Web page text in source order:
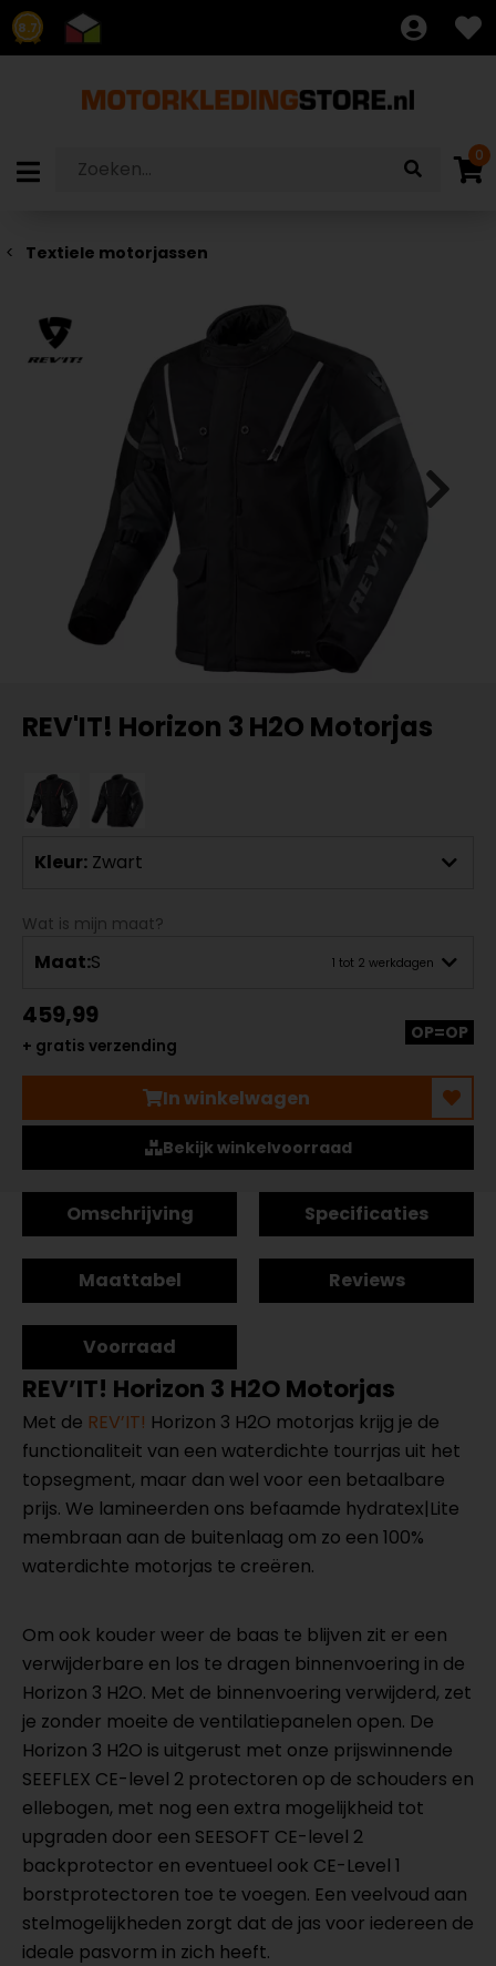
8.7
0
Textiele motorjassen
REV'IT! Horizon 3 H2O Motorjas
Kleur: Zwart
Wat is mijn maat?
Maat:S 1 tot 2 werkdagen
459,99
+ gratis verzending
OP=OP
In winkelwagen
Bekijk winkelvoorraad
Omschrijving Specificaties
Maattabel Reviews
Voorraad
REV’IT! Horizon 3 H2O Motorjas
Met de REV’IT! Horizon 3 H2O motorjas krijg je de
functionaliteit van een waterdichte tourrjas uit het
topsegment, maar dan wel voor een betaalbare
prijs. We lamineerden ons befaamde hydratex|Lite
membraan aan de buitenlaag om zo een 100%
waterdichte motorjas te creëren.
Om ook kouder weer de baas te blijven zit er een
verwijderbare en los te dragen binnenvoering in de
Horizon 3 H2O. Met de binnenvoering verwijderd, zet
je zonder moeite de ventilatiepanelen open. De
Horizon 3 H2O is uitgerust met onze prijswinnende
SEEFLEX CE-level 2 protectoren op de schouders en
ellebogen, met nog een extra mogelijkheid tot
upgraden door een SEESOFT CE-level 2
backprotector en eventueel ook CE-Level 1
borstprotectoren toe te voegen. Een veelvoud aan
stelmogelijkheden zorgt dat de jas voor iedereen de
ideale pasvorm in zich heeft.